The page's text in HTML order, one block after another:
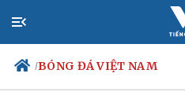
/BÓNG ĐÁ VIỆT NAM